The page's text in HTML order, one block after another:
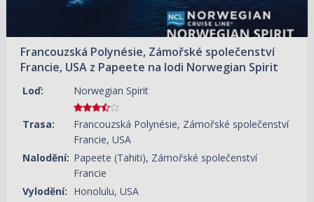
Francouzská Polynésie, Zámořské společenství
Francie, USA z Papeete na lodi Norwegian Spirit
Loď: Norwegian Spirit
Trasa:
Francouzská Polynésie, Zámořské společenství
Francie, USA
Nalodění: Papeete (Tahiti), Zámořské společenství
Francie
Vylodění: Honolulu, USA